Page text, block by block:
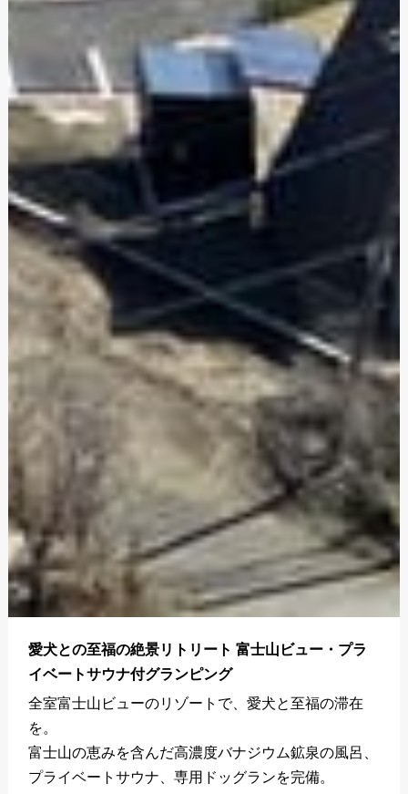
愛犬との至福の絶景リトリート 富士山ビュー・プラ
イベートサウナ付グランピング
全室富士山ビューのリゾートで、愛犬と至福の滞在
を。
富士山の恵みを含んだ高濃度バナジウム鉱泉の風呂、
プライベートサウナ、専用ドッグランを完備。